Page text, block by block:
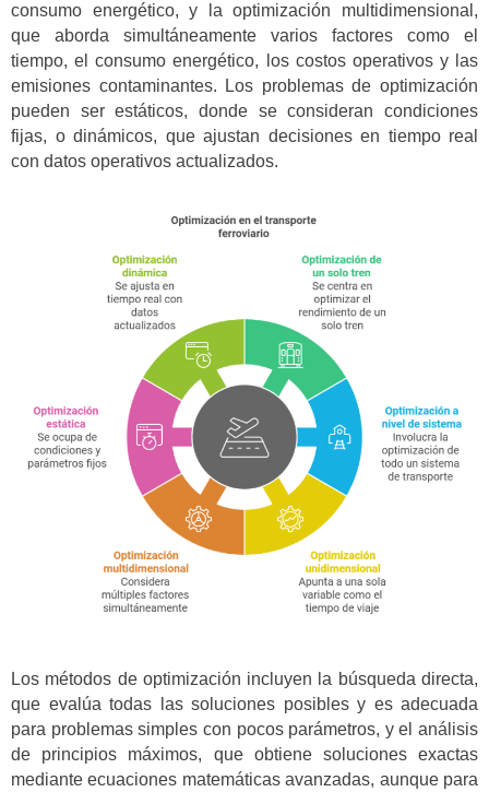
consumo energético, y la optimización multidimensional,
que aborda simultáneamente varios factores como el
tiempo, el consumo energético, los costos operativos y las
emisiones contaminantes. Los problemas de optimización
pueden ser estáticos, donde se consideran condiciones
fijas, o dinámicos, que ajustan decisiones en tiempo real
con datos operativos actualizados.
Los métodos de optimización incluyen la búsqueda directa,
que evalúa todas las soluciones posibles y es adecuada
para problemas simples con pocos parámetros, y el análisis
de principios máximos, que obtiene soluciones exactas
mediante ecuaciones matemáticas avanzadas, aunque para